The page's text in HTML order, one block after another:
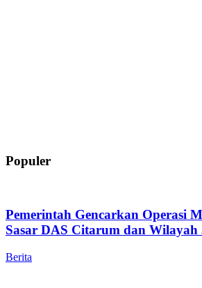
Populer
Pemerintah Gencarkan Operasi
Sasar DAS Citarum dan Wilayah
Berita